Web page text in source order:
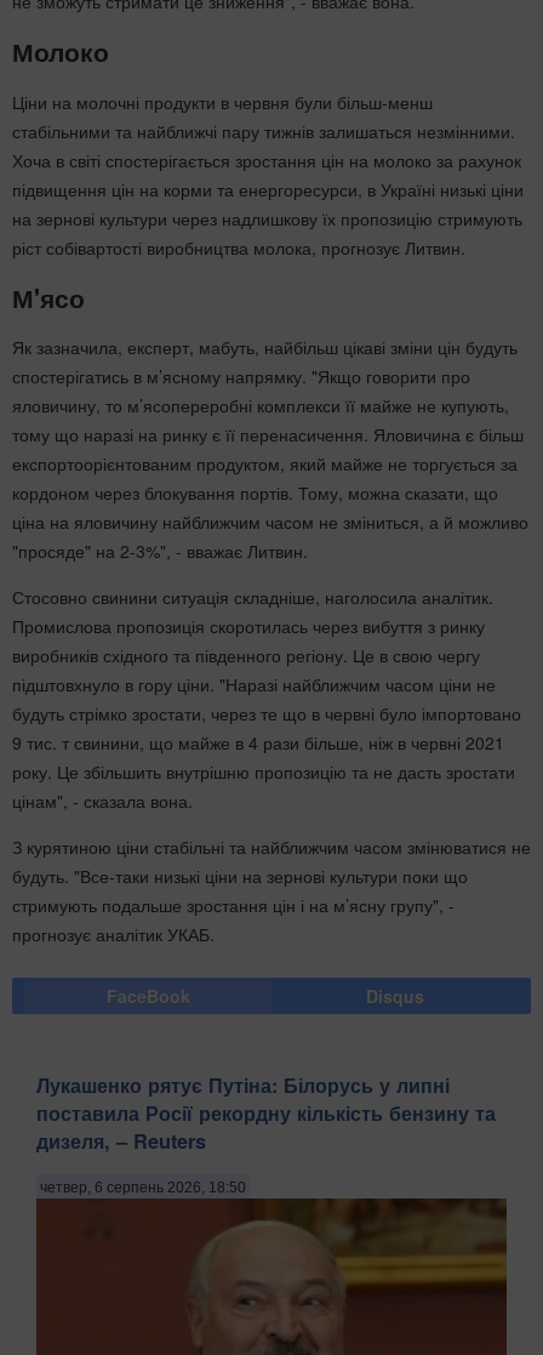
Молоко
Ціни на молочні продукти в червня були більш-менш
стабільними та найближчі пару тижнів залишаться незмінними.
Хоча в світі спостерігається зростання цін на молоко за рахунок
підвищення цін на корми та енергоресурси, в Україні низькі ціни
на зернові культури через надлишкову їх пропозицію стримують
ріст собівартості виробництва молока, прогнозує Литвин.
М'ясо
Як зазначила, експерт, мабуть, найбільш цікаві зміни цін будуть
спостерігатись в м’ясному напрямку. "Якщо говорити про
яловичину, то м’ясопереробні комплекси її майже не купують,
тому що наразі на ринку є її перенасичення. Яловичина є більш
експортоорієнтованим продуктом, який майже не торгується за
кордоном через блокування портів. Тому, можна сказати, що
ціна на яловичину найближчим часом не зміниться, а й можливо
"просяде" на 2-3%", - вважає Литвин.
Стосовно свинини ситуація складніше, наголосила аналітик.
Промислова пропозиція скоротилась через вибуття з ринку
виробників східного та південного регіону. Це в свою чергу
підштовхнуло в гору ціни. "Наразі найближчим часом ціни не
будуть стрімко зростати, через те що в червні було імпортовано
9 тис. т свинини, що майже в 4 рази більше, ніж в червні 2021
року. Це збільшить внутрішню пропозицію та не дасть зростати
цінам", - сказала вона.
З курятиною ціни стабільні та найближчим часом змінюватися не
будуть. "Все-таки низькі ціни на зернові культури поки що
стримують подальше зростання цін і на м’ясну групу", -
прогнозує аналітик УКАБ.
FaceBook Disqus
Лукашенко рятує Путіна: Білорусь у липні
поставила Росії рекордну кількість бензину та
дизеля, – Reuters
четвер, 6 серпень 2026, 18:50